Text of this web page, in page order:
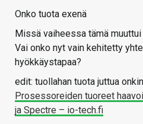
Onko tuota exenä
Missä vaiheessa tämä
Vai onko nyt vain kehitetty
hyökkäystapaa?
edit: tuollahan tuota juttua onkin
Prosessoreiden tuoreet
ja Spectre – io-tech.fi